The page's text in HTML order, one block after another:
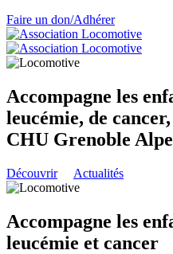
Faire un don/Adhérer
Accompagne les
leucémie, de
CHU Grenoble
Découvrir Actualités
Accompagne les
leucémie et cancer